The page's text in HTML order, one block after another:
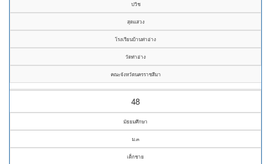
ปวิช
สุดแสวง
โรงเรียนบ้านท่าอ่าง
วัดท่าอ่าง
คณะจังหวัดนครราชสีมา
48
มัธยมศึกษา
ม.๓
เด็กชาย